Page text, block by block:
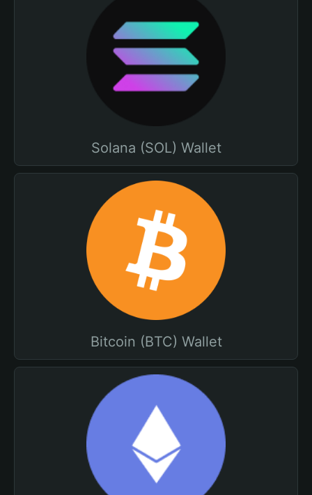
Solana (SOL) Wallet
Bitcoin (BTC) Wallet